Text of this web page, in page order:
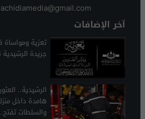
آخر الإضافات
تعزية
جريدة الرشيدية 24
الرشيدية..
هامدة داخل
والسلطات